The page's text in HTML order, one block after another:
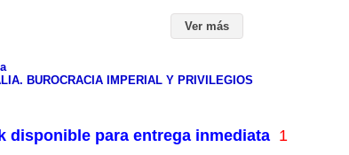
Ver más
BUROCRACIA IMPERIAL Y PRIVILEGIOS
disponible para entrega inmediata 1